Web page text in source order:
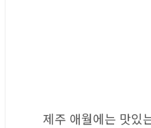
제주 애월에는 맛있